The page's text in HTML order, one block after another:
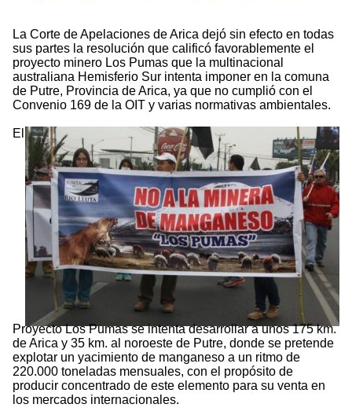
La Corte de Apelaciones de Arica dejó sin efecto en todas
sus partes la resolución que calificó favorablemente el
proyecto minero Los Pumas que la multinacional
australiana Hemisferio Sur intenta imponer en la comuna
de Putre, Provincia de Arica, ya que no cumplió con el
Convenio 169 de la OIT y varias normativas ambientales.
El
Proyecto Los Pumas se intenta desarrollar a unos 175 km.
de Arica y 35 km. al noroeste de Putre, donde se pretende
explotar un yacimiento de manganeso a un ritmo de
220.000 toneladas mensuales, con el propósito de
producir concentrado de este elemento para su venta en
los mercados internacionales.